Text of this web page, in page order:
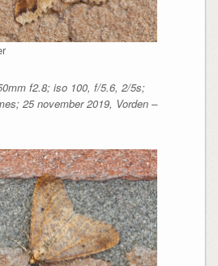
f2.8; iso 100, f/5.6, 2/5s;
25 november 2019, Vorden –